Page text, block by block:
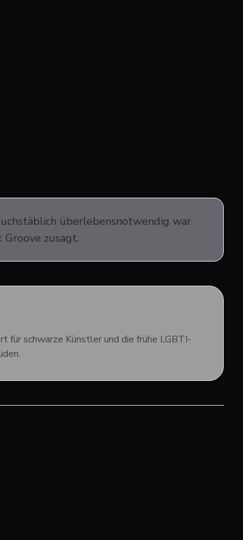
überlebensnotwendig war.
zusagt.
für schwarze Künstler und die frühe LGBTI-